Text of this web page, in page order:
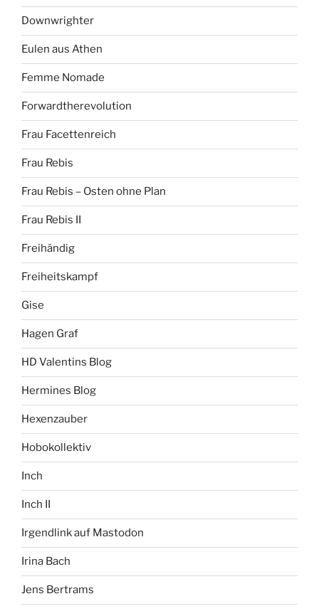
Downwrighter
Eulen aus Athen
Femme Nomade
Forwardtherevolution
Frau Facettenreich
Frau Rebis
Frau Rebis – Osten ohne Plan
Frau Rebis II
Freihändig
Freiheitskampf
Gise
Hagen Graf
HD Valentins Blog
Hermines Blog
Hexenzauber
Hobokollektiv
Inch
Inch II
Irgendlink auf Mastodon
Irina Bach
Jens Bertrams